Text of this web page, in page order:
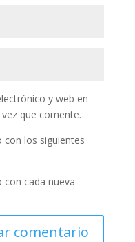
y web en
que comente.
con los siguientes
con cada nueva